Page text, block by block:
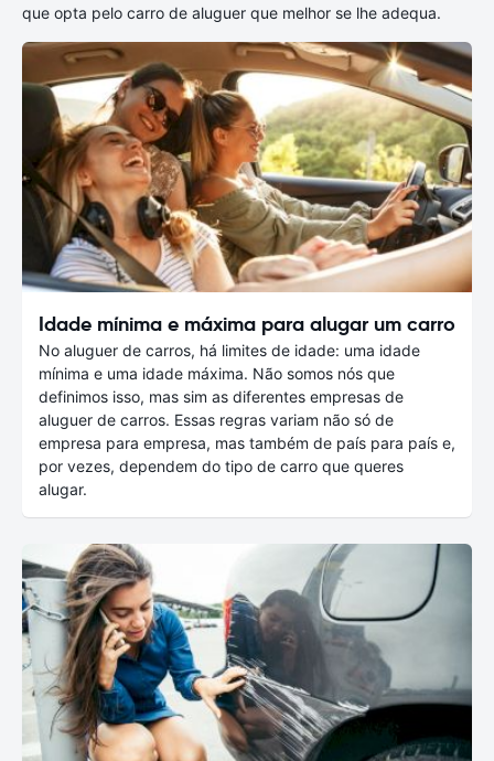
que opta pelo carro de aluguer que melhor se lhe adequa.
Idade mínima e máxima para alugar um carro
No aluguer de carros, há limites de idade: uma idade
mínima e uma idade máxima. Não somos nós que
definimos isso, mas sim as diferentes empresas de
aluguer de carros. Essas regras variam não só de
empresa para empresa, mas também de país para país e,
por vezes, dependem do tipo de carro que queres
alugar.